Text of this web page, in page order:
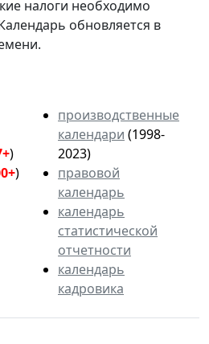
налоги необходимо
обновляется в
)
)
производственные
календари (1998-
2023)
правовой
календарь
календарь
статистической
отчетности
календарь
кадровика